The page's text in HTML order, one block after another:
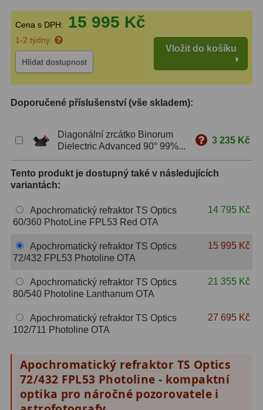
Speciální1
Ostatní29
Měsíční a Polarizační24
Sluneční42
Mlhovinové14
OIII3
SII2
Planetární6
Barevné66
AstroFoto284
Cena s DPH: 15 995 Kč
1-2 týdny
Hlídat dostupnost
Vložit do košíku
Doporučené příslušenství (vše skladem):
Diagonální zrcátko Binorum
Dielectric Advanced 90° 99%...
3 235 Kč
Tento produkt je dostupný také v následujících
variantách:
Apochromatický refraktor TS Optics
60/360 PhotoLine FPL53 Red OTA
14 795 Kč
Apochromatický refraktor TS Optics
72/432 FPL53 Photoline OTA
15 995 Kč
Apochromatický refraktor TS Optics
80/540 Photoline Lanthanum OTA
21 355 Kč
Apochromatický refraktor TS Optics
102/711 Photoline OTA
27 695 Kč
Apochromatický refraktor TS Optics
72/432 FPL53 Photoline - kompaktní
optika pro náročné pozorovatele i